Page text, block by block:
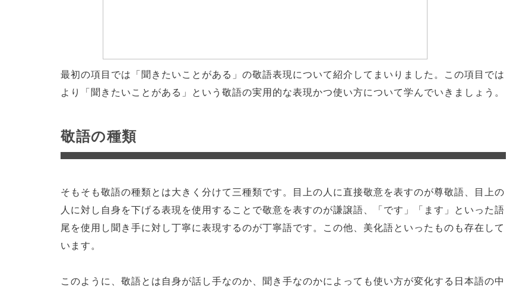
最初の項目では「聞きたいことがある」の敬語表現について紹介してまいりました。この項目では
より「聞きたいことがある」という敬語の実用的な表現かつ使い方について学んでいきましょう。
敬語の種類
そもそも敬語の種類とは大きく分けて三種類です。目上の人に直接敬意を表すのが尊敬語、目上の
人に対し自身を下げる表現を使用することで敬意を表すのが謙譲語、「です」「ます」といった語
尾を使用し聞き手に対し丁寧に表現するのが丁寧語です。この他、美化語といったものも存在して
います。
このように、敬語とは自身が話し手なのか、聞き手なのかによっても使い方が変化する日本語の中